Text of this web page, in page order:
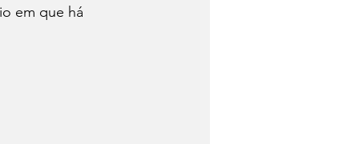
em que há